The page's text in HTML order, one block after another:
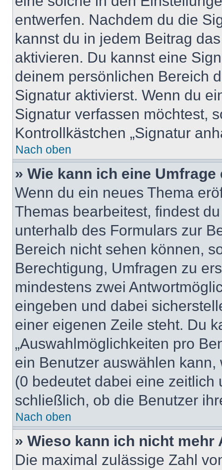
entwerfen. Nachdem du die
kannst du in jedem Beitrag
aktivieren. Du kannst eine
deinem persönlichen Bereich
Signatur aktivierst. Wenn du
Signatur verfassen möchtest,
Kontrollkästchen „Signatur
Nach oben
» Wie kann ich eine
Wenn du ein neues Thema
Themas bearbeitest, findest
unterhalb des Formulars zur
Bereich nicht sehen können,
Berechtigung, Umfragen zu
mindestens zwei
eingeben und dabei
einer eigenen Zeile steht. Du
„Auswahlmöglichkeiten pro
ein Benutzer auswählen
(0 bedeutet dabei eine
schließlich, ob die Benutzer
Nach oben
» Wieso kann ich nicht
Die maximal zulässige Zahl